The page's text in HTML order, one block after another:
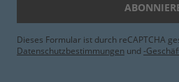
Dieses Formular ist durch reCAPTCHA
Datenschutzbestimmungen und -